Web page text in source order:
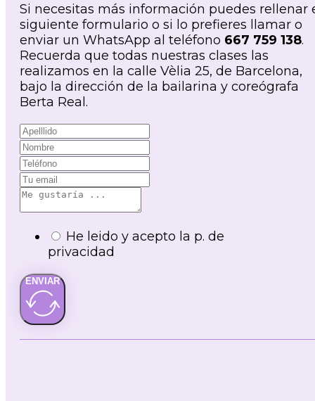
Si necesitas más información puedes rellenar
siguiente formulario o si lo prefieres llamar o
enviar un WhatsApp al teléfono 667 759 138.
Recuerda que todas nuestras clases las
realizamos en la calle Vèlia 25, de Barcelona,
bajo la dirección de la bailarina y coreógrafa
Berta Real.
He leido y acepto la p. de
privacidad
ENVIAR